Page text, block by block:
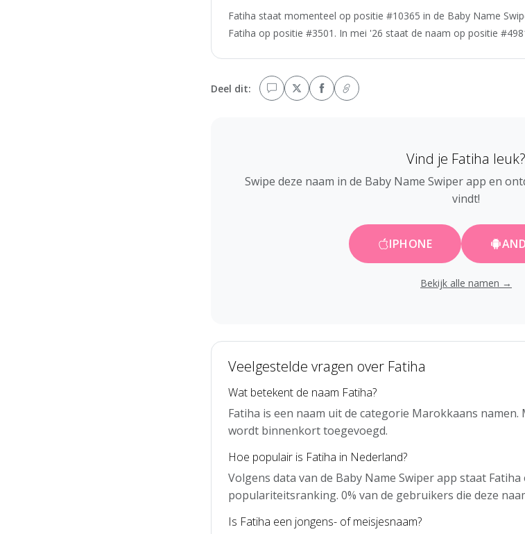
Fatiha staat momenteel op positie #10365 in de Baby Name
Fatiha op positie #3501. In mei '26 staat de naam op positie
Deel dit:
Vind je Fatiha leuk?
Swipe deze naam in de Baby Name Swiper app en
vindt!
IPHONE
Bekijk alle namen →
Veelgestelde vragen over Fatiha
Wat betekent de naam Fatiha?
Fatiha is een naam uit de categorie Marokkaans
wordt binnenkort toegevoegd.
Hoe populair is Fatiha in Nederland?
Volgens data van de Baby Name Swiper app staat
populariteitsranking. 0% van de gebruikers die deze
Is Fatiha een jongens- of meisjesnaam?